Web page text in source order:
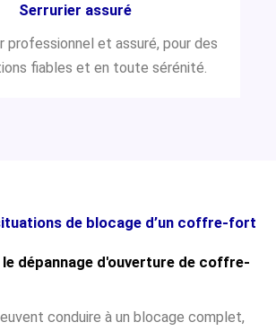
Serrurier assuré
professionnel et assuré, pour des
fiables et en toute sérénité.
de blocage d’un coffre-fort
dépannage d'ouverture de coffre-
conduire à un blocage complet,